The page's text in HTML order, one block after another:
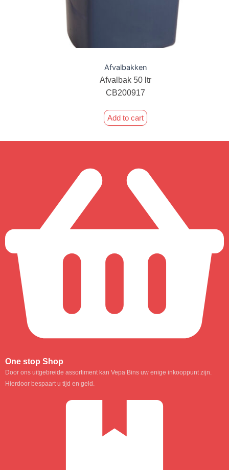
Afvalbakken
Afvalbak 50 ltr
CB200917
Add to cart
One stop Shop
Door ons uitgebreide assortiment kan Vepa Bins uw enige inkooppunt zijn.
Hierdoor bespaart u tijd en geld.